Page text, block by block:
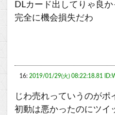
DLカード出してりゃ良
完全に機会損失だわ
16: 2019/01/29(火) 08:22:18.81
じわ売れっていうのがポ
初動は悪かったのにツイ